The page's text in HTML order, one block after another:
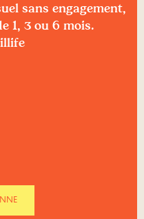
sans engagement,
1, 3 ou 6 mois.